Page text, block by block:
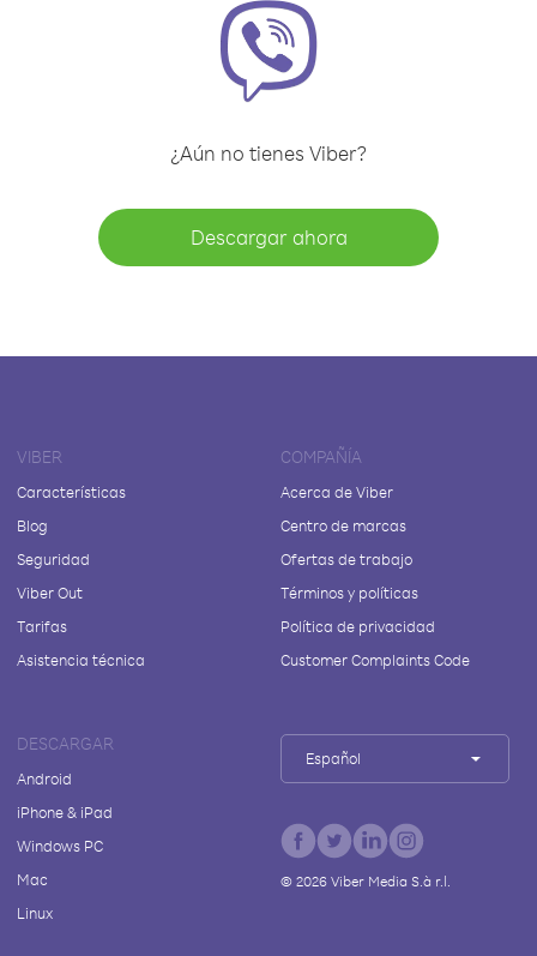
¿Aún no tienes Viber?
Descargar ahora
VIBER
Características
Blog
Seguridad
Viber Out
Tarifas
Asistencia técnica
COMPAÑÍA
Acerca de Viber
Centro de marcas
Ofertas de trabajo
Términos y políticas
Política de privacidad
Customer Complaints Code
DESCARGAR
Android
iPhone & iPad
Windows PC
Mac
Linux
Español
© 2026Viber Media S.à r.l.